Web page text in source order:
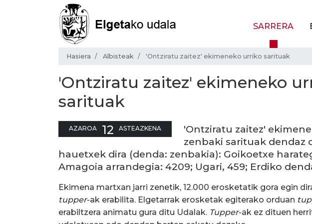
SARRERA
Hasiera Albisteak 'Ontziratu zaitez' ekimeneko urriko sarituak
'Ontziratu zaitez' ekimeneko
sarituak
AZAROA 12 ASTEAZKENA
'Ontziratu zaitez'
zenbaki sarituak dendaz
hauetxek dira (denda: zenbakia): Goikoetxe
Amagoia arrandegia: 4209; Ugari, 459; Erdiko
Ekimena martxan jarri zenetik, 12.000 erosketatik gora egin
tupper-ak erabilita. Elgetarrak erosketak egiterako orduan
erabiltzera animatu gura ditu Udalak. Tupper-ak ez dituen